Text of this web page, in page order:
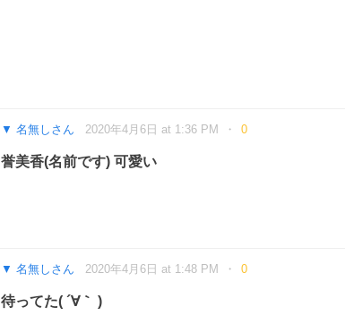
名無しさん 2020年4月6日 at 1:36 PM 0
誉美香(名前です) 可愛い
名無しさん 2020年4月6日 at 1:48 PM 0
待ってた( ´∀｀ )